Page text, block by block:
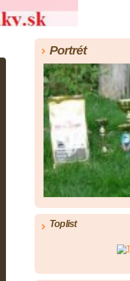
Portrét
Toplist